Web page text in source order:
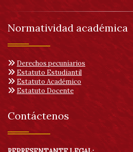
Normatividad académica
Derechos pecuniarios
Estatuto Estudiantil
Estatuto Académico
Estatuto Docente
Contáctenos